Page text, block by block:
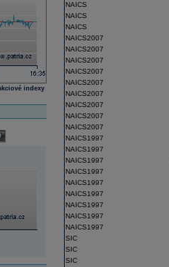
indexy
NAICS
NAICS
NAICS
NAICS2007
NAICS2007
NAICS2007
NAICS2007
NAICS2007
NAICS2007
NAICS2007
NAICS2007
NAICS2007
NAICS1997
NAICS1997
NAICS1997
NAICS1997
NAICS1997
NAICS1997
NAICS1997
NAICS1997
NAICS1997
SIC
SIC
SIC